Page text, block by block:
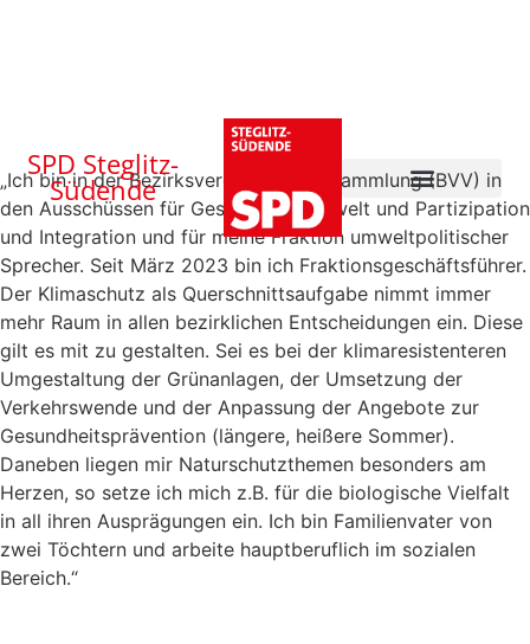
SPD Steglitz-
Südende
„Ich bin in der Bezirksverordnetenversammlung (BVV) in
den Ausschüssen für Gesundheit, Umwelt und Partizipation
und Integration und für meine Fraktion umweltpolitischer
Sprecher. Seit März 2023 bin ich Fraktionsgeschäftsführer.
Der Klimaschutz als Querschnittsaufgabe nimmt immer
mehr Raum in allen bezirklichen Entscheidungen ein. Diese
gilt es mit zu gestalten. Sei es bei der klimaresistenteren
Umgestaltung der Grünanlagen, der Umsetzung der
Verkehrswende und der Anpassung der Angebote zur
Gesundheitsprävention (längere, heißere Sommer).
Daneben liegen mir Naturschutzthemen besonders am
Herzen, so setze ich mich z.B. für die biologische Vielfalt
in all ihren Ausprägungen ein. Ich bin Familienvater von
zwei Töchtern und arbeite hauptberuflich im sozialen
Bereich.“